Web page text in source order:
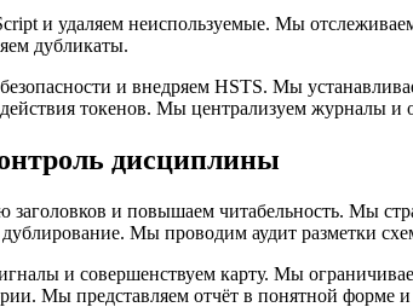
и удаляем неиспользуемые. Мы
дубликаты.
и внедряем HSTS. Мы
токенов. Мы централизуем журналы и
дисциплины
и повышаем читабельность. Мы
Мы проводим аудит разметки
и совершенствуем карту. Мы
Мы представляем отчёт в понятной форме